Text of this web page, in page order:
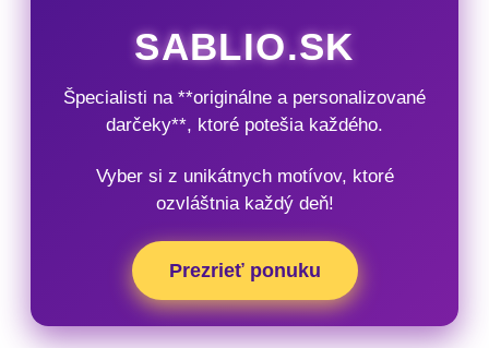
SABLIO.SK
Špecialisti na **originálne a personalizované
darčeky**, ktoré potešia každého.
Vyber si z unikátnych motívov, ktoré
ozvláštnia každý deň!
Prezrieť ponuku